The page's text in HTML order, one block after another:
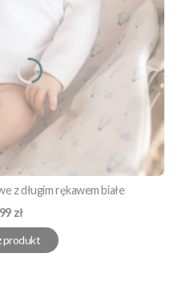
z długim rękawem białe
zł
produkt